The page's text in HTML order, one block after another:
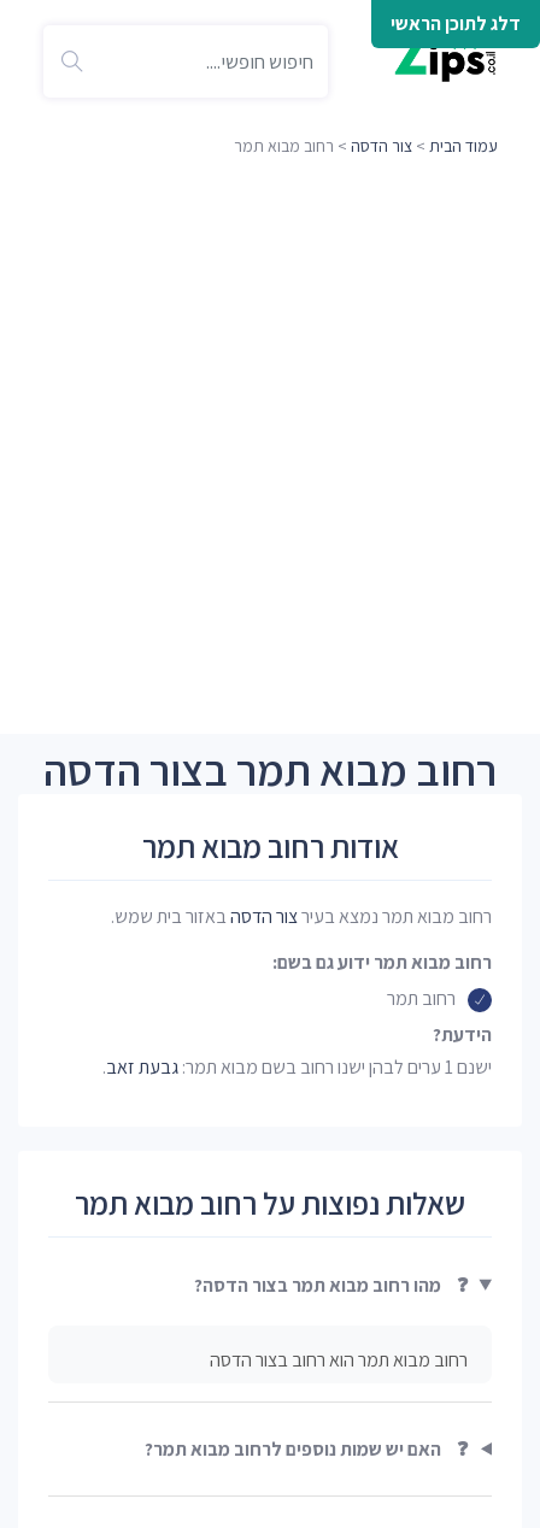
דלג לתוכן הראשי
עמוד הבית > צור הדסה > רחוב מבוא תמר
רחוב מבוא תמר בצור הדסה
אודות רחוב מבוא תמר
רחוב מבוא תמר נמצא בעירצור הדסהבאזור בית שמש.
רחוב מבוא תמר ידוע גם בשם:
רחוב תמר
הידעת?
ישנם 1 ערים לבהן ישנו רחוב בשם מבוא תמר:
גבעת זאב.
שאלות נפוצות על רחוב מבוא תמר
❓ מהו רחוב מבוא תמר בצור הדסה?
רחוב מבוא תמר הוא רחוב בצור הדסה
❓ האם יש שמות נוספים לרחוב מבוא תמר?